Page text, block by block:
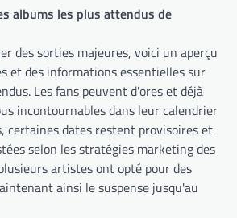
albums les plus attendus de
des sorties majeures, voici un aperçu
et des informations essentielles sur
Les fans peuvent d'ores et déjà
incontournables dans leur calendrier
certaines dates restent provisoires et
selon les stratégies marketing des
artistes ont opté pour des
ainsi le suspense jusqu'au